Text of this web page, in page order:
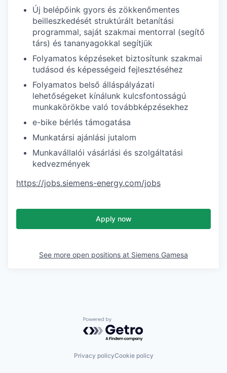
Új belépőink gyors és zökkenőmentes
beilleszkedését struktúrált betanítási
programmal, saját szakmai mentorral (segítő
társ) és tananyagokkal segítjük
Folyamatos képzéseket biztosítunk szakmai
tudásod és képességeid fejlesztéséhez
Folyamatos belső álláspályázati
lehetőségeket kínálunk kulcsfontosságú
munkakörökbe való továbbképzésekhez
e-bike bérlés támogatása
Munkatársi ajánlási jutalom
Munkavállalói vásárlási és szolgáltatási
kedvezmények
https://jobs.siemens-energy.com/jobs
Apply now
See more open positions at Siemens Gamesa
Powered by Getro.com
Privacy policyCookie policy